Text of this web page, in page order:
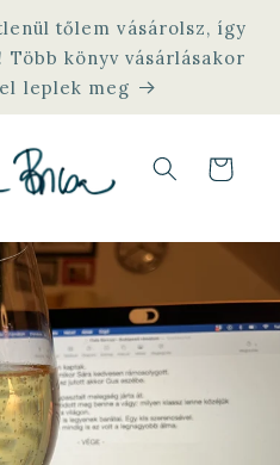
tőlem vásárolsz, így
könyv vásárlásakor
leplek meg
Kosár